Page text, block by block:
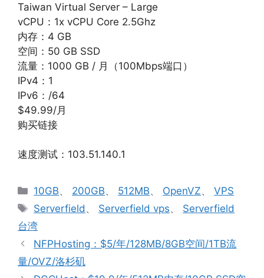
Taiwan Virtual Server – Large
vCPU：1x vCPU Core 2.5Ghz
内存：4 GB
空间：50 GB SSD
流量：1000 GB / 月（100Mbps端口）
IPv4：1
IPv6：/64
$49.99/月
购买链接
速度测试：103.51.140.1
分
类
10GB、 200GB、 512MB、 OpenVZ、VPS
标
签
Serverfield 、 Serverfield vps、 Serverfield
台湾
NFPHosting：$5/年/128MB/8GB空间/1TB流
量/OVZ/洛杉矶